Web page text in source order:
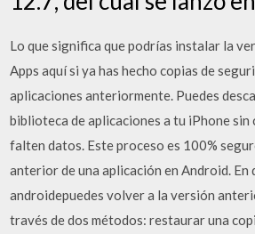
Lo que significa que podrías instalar la
Apps aquí si ya has hecho copias de
aplicaciones anteriormente. Puedes
biblioteca de aplicaciones a tu iPhone
falten datos. Este proceso es 100%
anterior de una aplicación en Android.
androidepuedes volver a la versión
través de dos métodos: restaurar una